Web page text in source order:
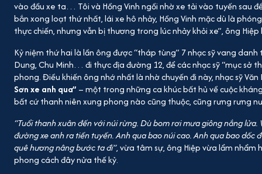
vào đầu xe ta… Tôi và Hồng Vinh ngồi nhờ xe tải vào tuyến sau
bắn xong loạt thứ nhất, lái xe hô nhảy, Hồng Vinh mặc dù là
thực chiến, nhưng vẫn bị thương trong lúc nhảy khỏi xe”, ông Hiệp
Kỷ niệm thứ hai là lần ông được “tháp tùng” 7 nhạc sỹ vang danh
Dung, Chu Minh… đi thực địa đường 12, để các nhạc sỹ “mục sở
phong. Điều khiến ông nhớ nhất là nhờ chuyến đi này, nhạc sỹ
Sơn xe anh qua” – một trong những ca khúc bất hủ về cuộc
bất cứ thanh niên xung phong nào cũng thuộc, cũng rưng rưng
“Tuổi thanh xuân đến với núi rừng. Dù bom rơi mưa giông nắng
đường xe anh ra tiền tuyến. Anh qua bao núi cao. Anh qua bao
quê hương nâng bước ta đi”, vừa tâm sự, ông Hiệp vừa lẩm nhẩm
phong cách đây nửa thế kỷ.